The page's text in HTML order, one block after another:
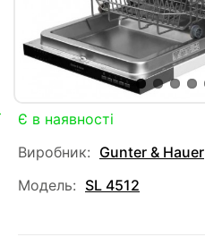
Є в наявності
Виробник: Gunter & Hauer
Модель: SL 4512